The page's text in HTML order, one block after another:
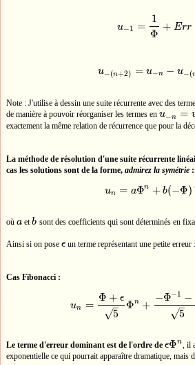
u−1 =
1
Φ
+ Err
−1 =1Φ +Er r
u−(n+2) = u−n − u−(
u −(n +2)=u−n− u− (n+ 1)
Note : J'utilise à dessin une suite récurrente avec des
de manière à pouvoir réorganiser les termes en u−n =
u−n= u−n −
exactement la même relation de récurrence que pour la
La méthode de résolution d'une suite récurrente
cas les solutions sont de la forme, admirez la symétrie :
un = aΦn + b(−Φ)
u n=aΦn +b( −Φ)−n
où a
a etb
b sont des coefficients qui sont déterminés en
Ainsi si on pose ϵ
ϵ un terme représentant une petite erreur :
Cas Fibonacci :
un =
Φ + ϵ
5
–
√
Φn +
−Φ−1 −
5
–
√
un=Φ+ϵ5Φ n+− Φ−1−ϵ5(−Φ
Le terme d'erreur dominant est de l'ordre de ϵΦn
ϵΦn , il
exponentielle ce qui pourrait apparaître dramatique, mais